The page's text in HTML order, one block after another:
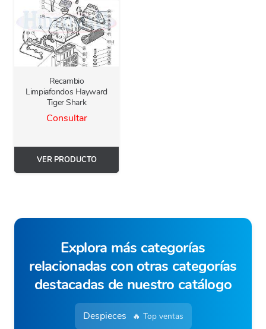
Recambio
Limpiafondos Hayward
Tiger Shark
Consultar
VER PRODUCTO
Explora más categorías
relacionadas con otras categorías
destacadas de nuestro catálogo
Despieces 🔥 Top ventas